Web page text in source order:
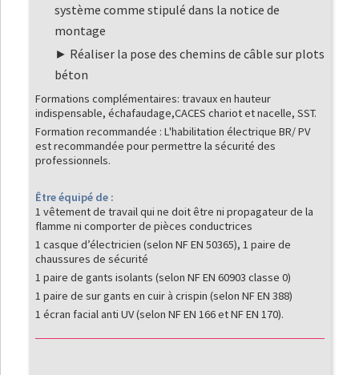
système comme stipulé dans la notice de
montage
Réaliser la pose des chemins de câble sur plots
béton
Formations complémentaires: travaux en hauteur
indispensable, échafaudage,CACES chariot et nacelle, SST.
Formation recommandée : L'habilitation électrique BR/ PV
est recommandée pour permettre la sécurité des
professionnels.
Être équipé de :
1 vêtement de travail qui ne doit être ni propagateur de la
flamme ni comporter de pièces conductrices
1 casque d’électricien (selon NF EN 50365), 1 paire de
chaussures de sécurité
1 paire de gants isolants (selon NF EN 60903 classe 0)
1 paire de sur gants en cuir à crispin (selon NF EN 388)
1 écran facial anti UV (selon NF EN 166 et NF EN 170).